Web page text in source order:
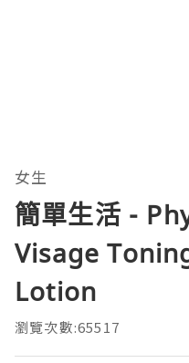
女生
簡單生活 -
Visage
Lotion
瀏覽次數:65517